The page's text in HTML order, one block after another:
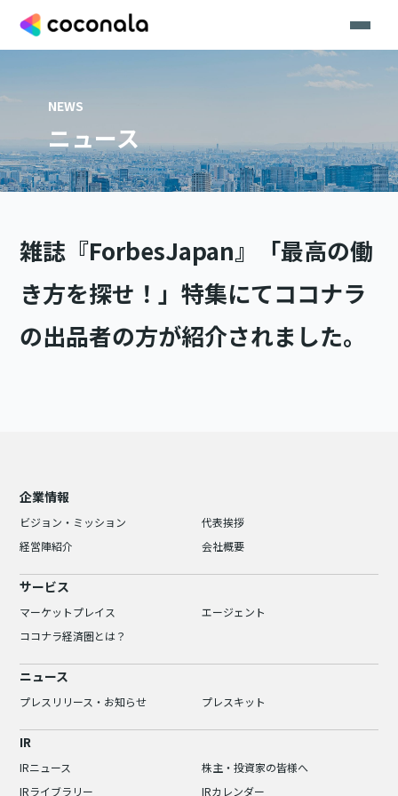
NEWS
ニュース
雑誌『ForbesJapan』「最高の働
き方を探せ！」特集にてココナラ
の出品者の方が紹介されました。
企業情報
ビジョン・ミッション
代表挨拶
経営陣紹介
会社概要
サービス
マーケットプレイス
エージェント
ココナラ経済圏とは？
ニュース
プレスリリース・お知らせ プレスキット
IR
IRニュース
株主・投資家の皆様へ
IRライブラリー
IRカレンダー